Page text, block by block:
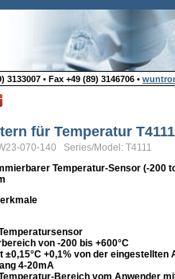
• Fax +49 (89) 3146706 •
für Temperatur T4111
070-140 Series/Model: T4111
Temperatur-Sensor (-200
von -200 bis +600°C
±0,15°C +0,1% von der eingestellten
4-20mA
Bereich vom Anwender